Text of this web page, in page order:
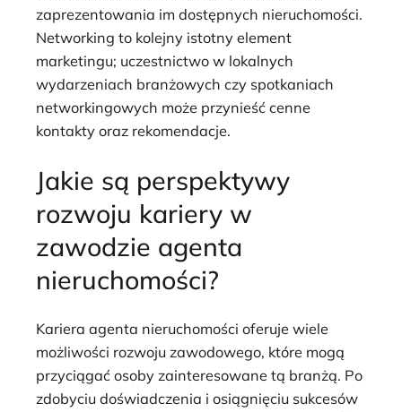
zaprezentowania im dostępnych nieruchomości.
Networking to kolejny istotny element
marketingu; uczestnictwo w lokalnych
wydarzeniach branżowych czy spotkaniach
networkingowych może przynieść cenne
kontakty oraz rekomendacje.
Jakie są perspektywy
rozwoju kariery w
zawodzie agenta
nieruchomości?
Kariera agenta nieruchomości oferuje wiele
możliwości rozwoju zawodowego, które mogą
przyciągać osoby zainteresowane tą branżą. Po
zdobyciu doświadczenia i osiągnięciu sukcesów